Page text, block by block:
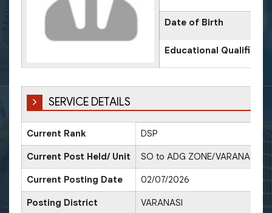
Date of Birth
Educational
SERVICE DETAILS
Current Rank DSP
Current Post Held/ Unit SO to ADG ZONE/VARANASI
Current Posting Date 02/07/2026
Posting District VARANASI